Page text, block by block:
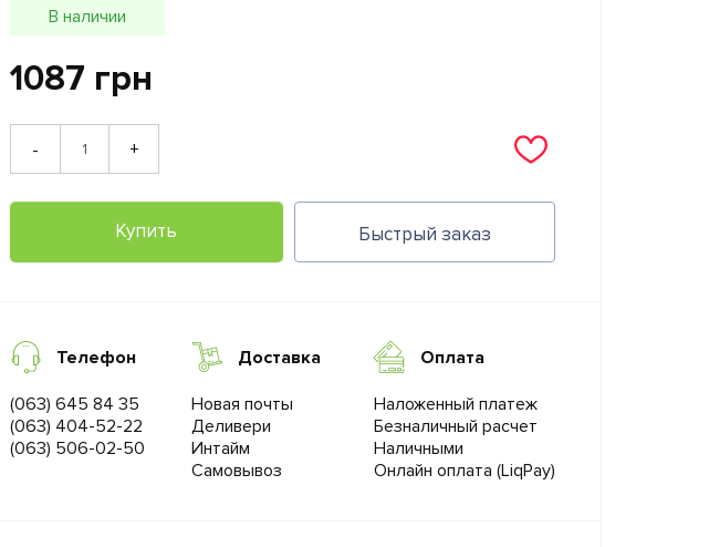
В наличии
1087 грн
- +
Купить Быстрый заказ
Телефон
(063) 645 84 35
(063) 404-52-22
(063) 506-02-50
Доставка
Новая почты
Деливери
Интайм
Самовывоз
Оплата
Наложенный платеж
Безналичный расчет
Наличными
Онлайн оплата (LiqPay)